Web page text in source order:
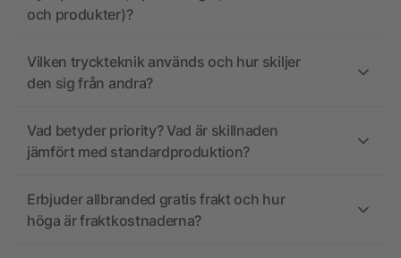
och produkter)?
Vilken tryckteknik används och hur skiljer
den sig från andra?
Vad betyder priority? Vad är skillnaden
jämfört med standardproduktion?
Erbjuder allbranded gratis frakt och hur
höga är fraktkostnaderna?